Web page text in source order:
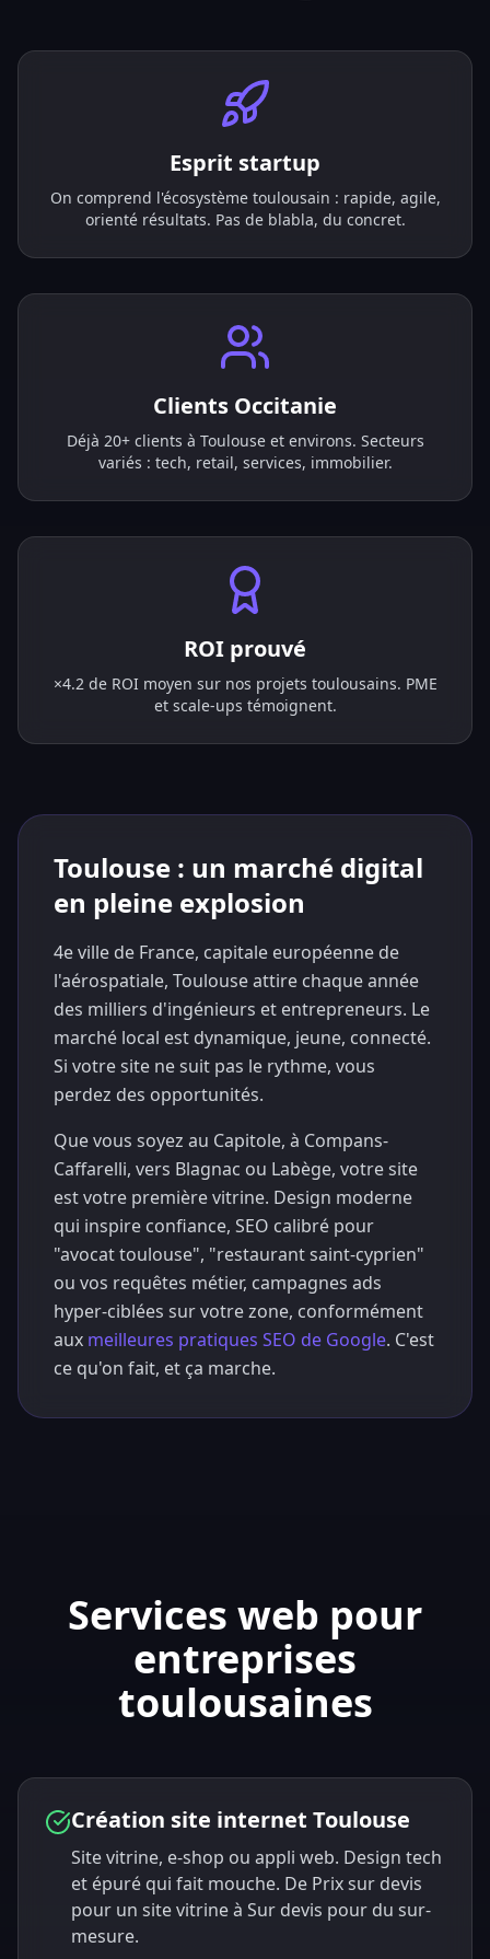
Esprit startup
On comprend l'écosystème toulousain : rapide, agile,
orienté résultats. Pas de blabla, du concret.
Clients Occitanie
Déjà 20+ clients à Toulouse et environs. Secteurs
variés : tech, retail, services, immobilier.
ROI prouvé
×4.2 de ROI moyen sur nos projets toulousains. PME
et scale-ups témoignent.
Toulouse : un marché digital
en pleine explosion
4e ville de France, capitale européenne de
l'aérospatiale, Toulouse attire chaque année
des milliers d'ingénieurs et entrepreneurs. Le
marché local est dynamique, jeune, connecté.
Si votre site ne suit pas le rythme, vous
perdez des opportunités.
Que vous soyez au Capitole, à Compans-
Caffarelli, vers Blagnac ou Labège, votre site
est votre première vitrine. Design moderne
qui inspire confiance, SEO calibré pour
"avocat toulouse", "restaurant saint-cyprien"
ou vos requêtes métier, campagnes ads
hyper-ciblées sur votre zone, conformément
aux meilleures pratiques SEO de Google. C'est
ce qu'on fait, et ça marche.
Services web pour
entreprises
toulousaines
Création site internet Toulouse
Site vitrine, e-shop ou appli web. Design tech
et épuré qui fait mouche. De Prix sur devis
pour un site vitrine à Sur devis pour du sur-
mesure.